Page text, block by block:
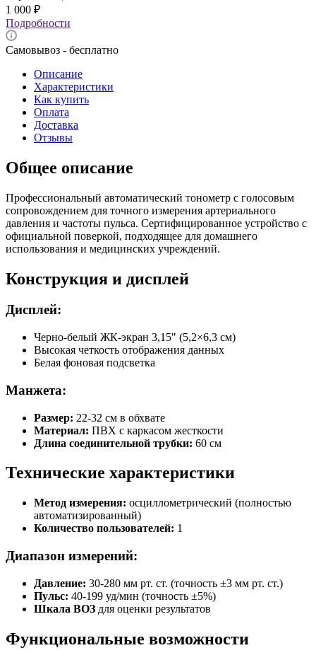
1 000 ₽
Подробности
Самовывоз - бесплатно
Описание
Характеристики
Как купить
Оплата
Доставка
Отзывы
Общее описание
Профессиональный автоматический тонометр с голосовым
сопровождением для точного измерения артериального
давления и частоты пульса. Сертифицированное устройство с
официальной поверкой, подходящее для домашнего
использования и медицинских учреждений.
Конструкция и дисплей
Дисплей:
Черно-белый ЖК-экран 3,15" (5,2×6,3 см)
Высокая четкость отображения данных
Белая фоновая подсветка
Манжета:
Размер: 22-32 см в обхвате
Материал: ПВХ с каркасом жесткости
Длина соединительной трубки: 60 см
Технические характеристики
Метод измерения: осциллометрический (полностью
автоматизированный)
Количество пользователей: 1
Диапазон измерений:
Давление: 30-280 мм рт. ст. (точность ±3 мм рт. ст.)
Пульс: 40-199 уд/мин (точность ±5%)
Шкала ВОЗ для оценки результатов
Функциональные возможности